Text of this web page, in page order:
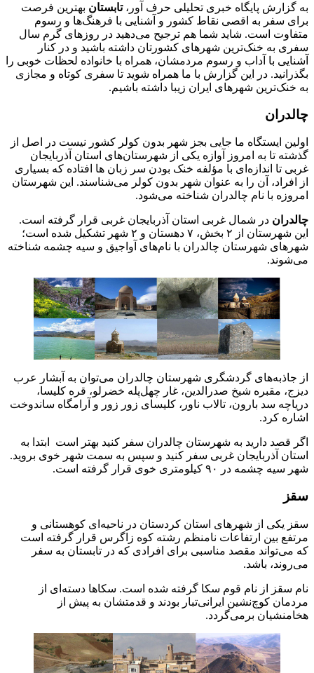
به گزارش پایگاه خبری تحلیلی حرف آور،تابستان بهترین فرصت
برای سفر به اقصی نقاط کشور و آشنایی با فرهنگ‌ها و رسوم
متفاوت است. شاید شما هم ترجیح می‌دهید در روز‌های گرم سال
سفری به خنک‌ترین شهر‌های کشورتان داشته باشید و در کنار
آشنایی با آداب و رسوم مردمشان، همراه با خانواده لحظات خوبی را
بگذرانید. در این گزارش با ما همراه شوید تا سفری کوتاه و مجازی
به خنک‌ترین شهر‌های ایران زیبا داشته باشیم.
چالدران
اولین ایستگاه ما جایی بجز شهر بدون کولر کشور نیست در اصل از
گذشته تا به امروز آوازه یکی از شهرستان‌های استان آذربایجان
غربی تا اندازه‌ای با مؤلفه خنک بودن سر زبان ها افتاده که بسیاری
از افراد، آن را به عنوان شهر بدون کولر می‌شناسند. این شهرستان
امروزه با نام چالدران شناخته می‌شود.
چالدران در شمال غربی استان آذربایجان غربی قرار گرفته است.
این شهرستان از ۲ بخش، ۷ دهستان و ۲ شهر تشکیل شده است؛
شهر‌های شهرستان چالدران با نام‌های آواجیق و سیه چشمه شناخته
می‌شوند.
از جاذبه‌های گردشگری شهرستان چالدران می‌توان به آبشار عرب
دیزج، مقبره شیخ صدرالدین، غار چهل‌پله خضرلو، قره کلیسا،
دریاچه سد بارون، تالاب ناور، کلیسای زور زور و آرامگاه ساندوخت
اشاره کرد.
اگر قصد دارید به شهرستان چالدران سفر کنید بهتر است ابتدا به
استان آذربایجان غربی سفر کنید و سپس به سمت شهر خوی بروید.
شهر سیه چشمه در ۹۰ کیلومتری خوی قرار گرفته است.
سقز
سقز یکی از شهر‌های استان کردستان در ناحیه‌ای کوهستانی و
مرتفع بین ارتفاعات نامنظم رشته کوه زاگرس قرار گرفته است
که می‌تواند مقصد مناسبی برای افرادی که در تابستان به سفر
می‌روند، باشد.
نام سقز از نام قوم سکا گرفته شده است. سکا‌ها دسته‌ای از
مردمان کوچ‌نشین ایرانی‌تبار بودند و قدمتشان به پیش از
هخامنشیان برمی‌گردد.